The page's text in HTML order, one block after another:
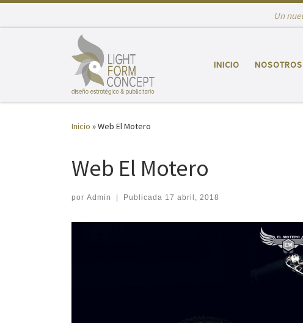
Un
INICIO NOSOTROS
Inicio »Web El Motero
Web El Motero
por Admin Publicada 17 abril, 2018